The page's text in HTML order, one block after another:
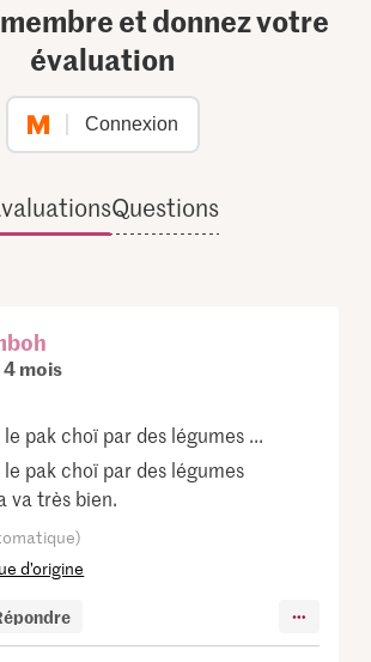
et donnez votre
évaluation
Connexion
Questions
4 mois
pak choï par des légumes ...
pak choï par des légumes
va très bien.
d’origine